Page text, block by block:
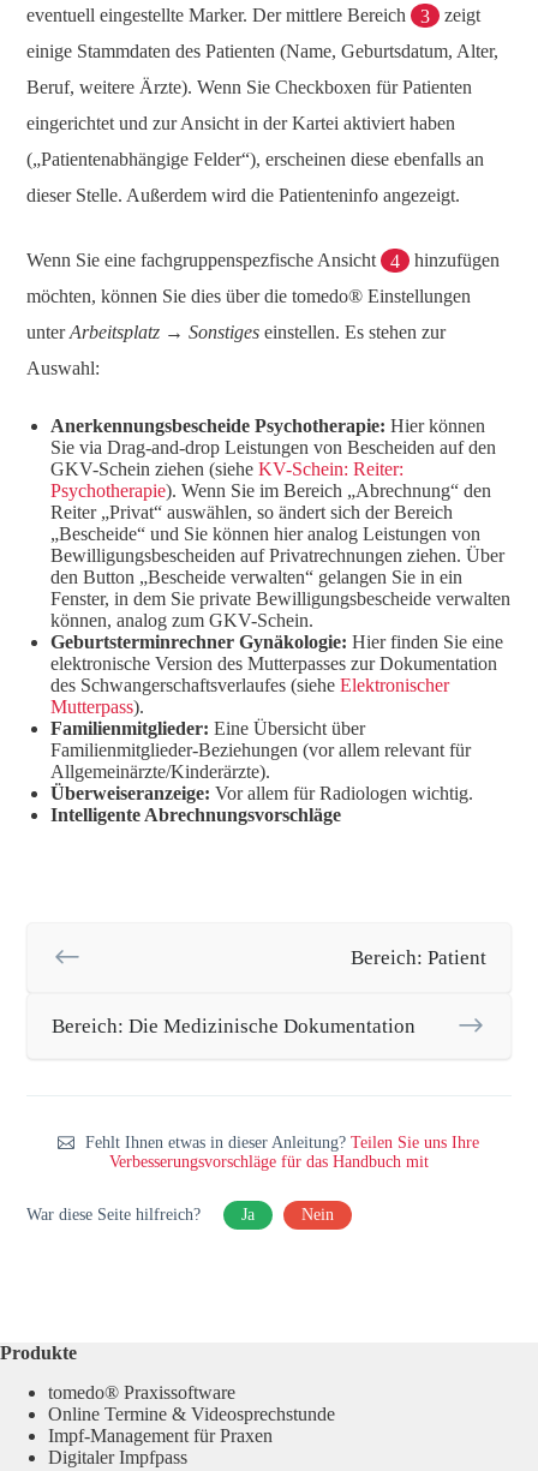
eventuell eingestellte Marker. Der mittlere Bereich
3
zeigt
einige Stammdaten des Patienten (Name, Geburtsdatum, Alter,
Beruf, weitere Ärzte). Wenn Sie Checkboxen für Patienten
eingerichtet und zur Ansicht in der Kartei aktiviert haben
(„Patientenabhängige Felder“), erscheinen diese ebenfalls an
dieser Stelle. Außerdem wird die Patienteninfo angezeigt.
Wenn Sie eine fachgruppenspezfische Ansicht 4
hinzufügen
möchten, können Sie dies über die tomedo® Einstellungen
unterArbeitsplatz → Sonstiges einstellen. Es stehen zur
Auswahl:
Anerkennungsbescheide Psychotherapie: Hier können
Sie via Drag-and-drop Leistungen von Bescheiden auf den
GKV-Schein ziehen (siehe KV-Schein: Reiter:
Psychotherapie). Wenn Sie im Bereich „Abrechnung“ den
Reiter „Privat“ auswählen, so ändert sich der Bereich
„Bescheide“ und Sie können hier analog Leistungen von
Bewilligungsbescheiden auf Privatrechnungen ziehen. Über
den Button „Bescheide verwalten“ gelangen Sie in ein
Fenster, in dem Sie private Bewilligungsbescheide verwalten
können, analog zum GKV-Schein.
Geburtsterminrechner Gynäkologie: Hier finden Sie eine
elektronische Version des Mutterpasses zur Dokumentation
des Schwangerschaftsverlaufes (siehe Elektronischer
Mutterpass).
Familienmitglieder: Eine Übersicht über
Familienmitglieder-Beziehungen (vor allem relevant für
Allgemeinärzte/Kinderärzte).
Überweiseranzeige: Vor allem für Radiologen wichtig.
Intelligente Abrechnungsvorschläge
Bereich: Patient
Bereich: Die Medizinische Dokumentation
Fehlt Ihnen etwas in dieser Anleitung?Teilen Sie uns Ihre
Verbesserungsvorschläge für das Handbuch mit
War diese Seite hilfreich? Ja Nein
Produkte
tomedo® Praxissoftware
Online Termine & Videosprechstunde
Impf-Management für Praxen
Digitaler Impfpass